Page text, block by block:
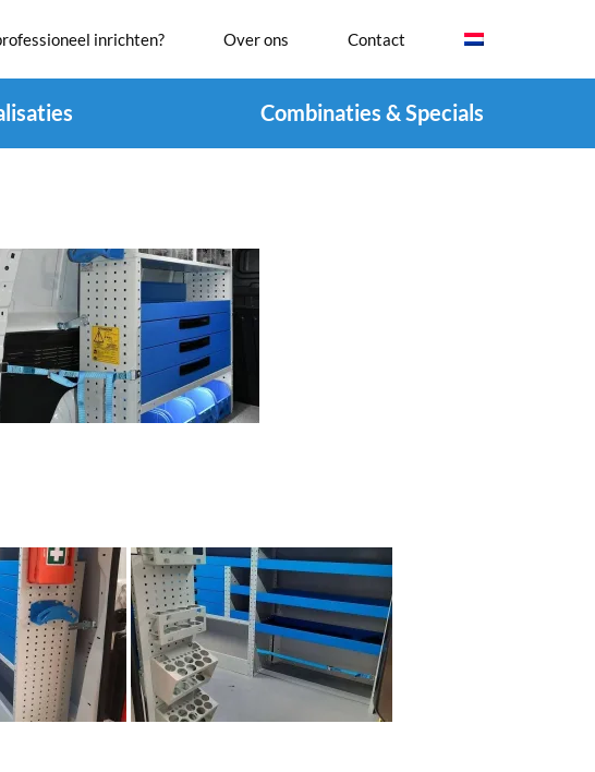
inrichten? Over ons Contact
Combinaties & Specials